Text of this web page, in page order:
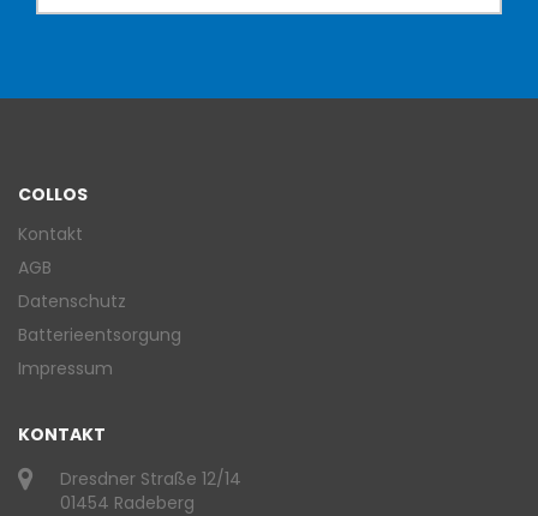
COLLOS
Kontakt
AGB
Datenschutz
Batterieentsorgung
Impressum
KONTAKT
Dresdner Straße 12/14
01454 Radeberg